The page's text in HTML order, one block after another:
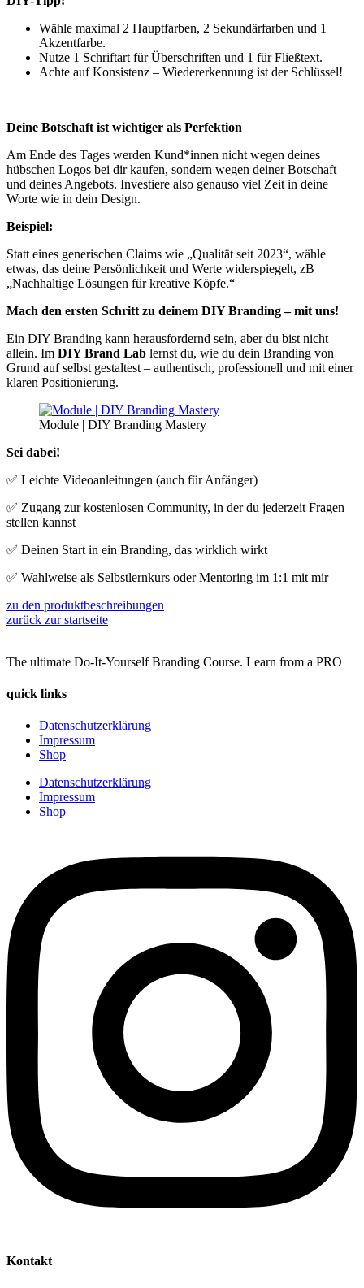
Wähle maximal 2 Hauptfarben, 2 Sekundärfarben und 1
Akzentfarbe.
Nutze 1 Schriftart für Überschriften und 1 für Fließtext.
Achte auf Konsistenz – Wiedererkennung ist der Schlüssel!
Deine Botschaft ist wichtiger als Perfektion
Am Ende des Tages werden Kund*innen nicht wegen deines
hübschen Logos bei dir kaufen, sondern wegen deiner Botschaft
und deines Angebots. Investiere also genauso viel Zeit in deine
Worte wie in dein Design.
Beispiel:
Statt eines generischen Claims wie „Qualität seit 2023“, wähle
etwas, das deine Persönlichkeit und Werte widerspiegelt, zB
„Nachhaltige Lösungen für kreative Köpfe.“
Mach den ersten Schritt zu deinem DIY Branding – mit uns!
Ein DIY Branding kann herausfordernd sein, aber du bist nicht
allein. Im DIY Brand Lab lernst du, wie du dein Branding von
Grund auf selbst gestaltest – authentisch, professionell und mit einer
klaren Positionierung.
Module | DIY Branding Mastery
Sei dabei!
✅ Leichte Videoanleitungen (auch für Anfänger)
✅ Zugang zur kostenlosen Community, in der du jederzeit Fragen
stellen kannst
✅ Deinen Start in ein Branding, das wirklich wirkt
✅ Wahlweise als Selbstlernkurs oder Mentoring im 1:1 mit mir
zu den produktbeschreibungen
zurück zur startseite
The ultimate Do-It-Yourself Branding Course. Learn from a PRO
quick links
Datenschutzerklärung
Impressum
Shop
Datenschutzerklärung
Impressum
Shop
Kontakt